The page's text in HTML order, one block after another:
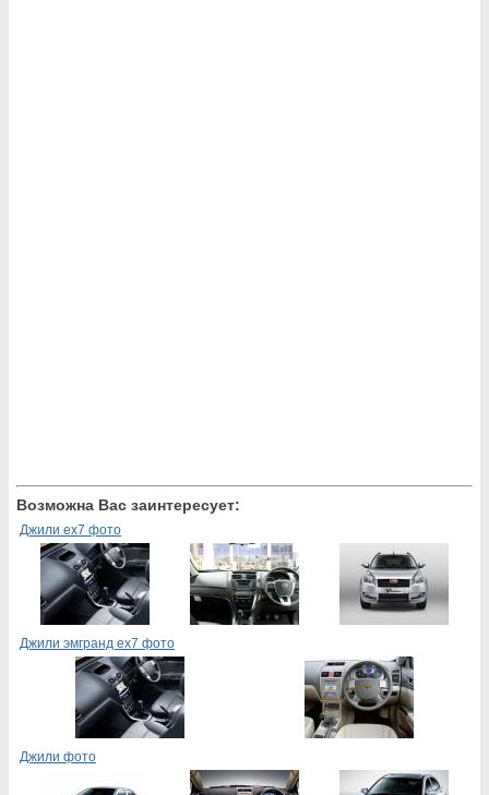
Возможна Вас заинтересует:
Джили ех7 фото
Джили эмгранд ех7 фото
Джили фото